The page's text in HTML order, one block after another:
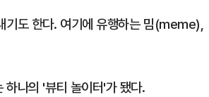
기도 한다. 여기에 유행하는 밈(meme),
하나의 '뷰티 놀이터'가 됐다.